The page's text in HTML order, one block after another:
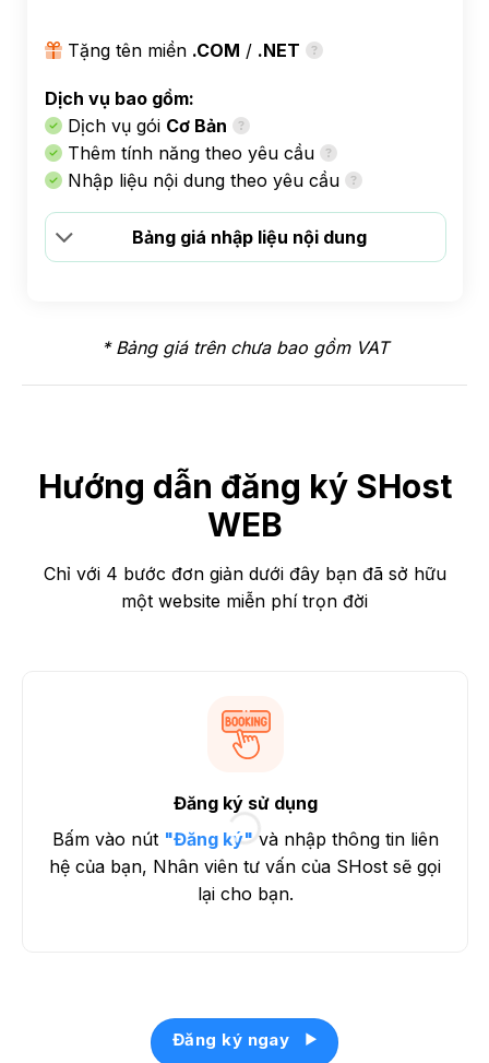
Tặng tên miền .COM / .NET
Dịch vụ bao gồm:
Dịch vụ gói Cơ Bản
Thêm tính năng theo yêu cầu
Nhập liệu nội dung theo yêu cầu
Bảng giá nhập liệu nội dung
* Bảng giá trên chưa bao gồm VAT
Hướng dẫn đăng ký SHost
WEB
Chỉ với 4 bước đơn giản dưới đây bạn đã sở hữu
một website miễn phí trọn đời
Đăng ký sử dụng
Bấm vào nút "Đăng ký" và nhập thông tin liên
hệ của bạn, Nhân viên tư vấn của SHost sẽ gọi
lại cho bạn.
Đăng ký ngay